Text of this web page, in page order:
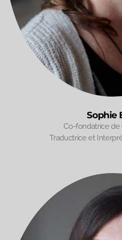
Sophie
Co-fondatrice de
Traductrice et